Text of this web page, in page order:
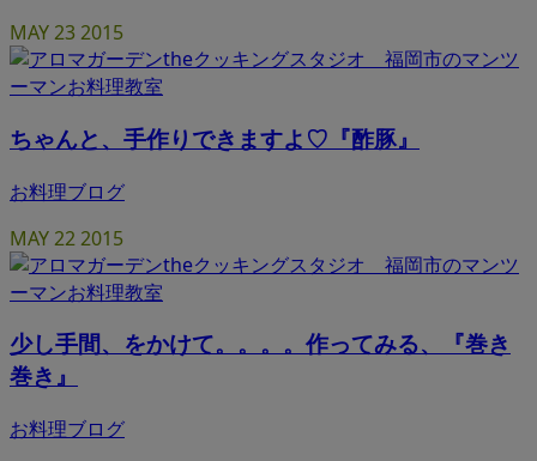
MAY232015
ちゃんと、手作りできますよ♡『酢豚』
お料理ブログ
MAY222015
少し手間、をかけて。。。。作ってみる、『巻き
巻き』
お料理ブログ